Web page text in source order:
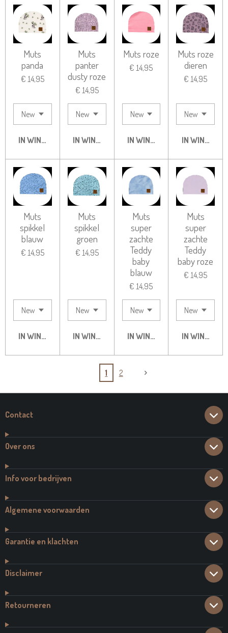
Muts
panda
€ 14,95
IN WINKELWAGEN
Muts
panter
dusty roze
€ 14,95
IN WINKELWAGEN
Muts roze
€ 14,95
IN WINKELWAGEN
Muts roze
dieren
€ 14,95
IN
Muts
spikkel
blauw
€ 14,95
IN WINKELWAGEN
Muts
spikkel
groen
€ 14,95
IN WINKELWAGEN
Muts
super
zachte
Teddy
baby
blauw
€ 14,95
IN WINKELWAGEN
Muts
super
zachte
Teddy
baby roze
€ 14,95
IN
1 2
Contact
Over ons
Info voor bedrijven
Algemene voorwaarden
Garantie en klachten
Disclaimer
Retourneren